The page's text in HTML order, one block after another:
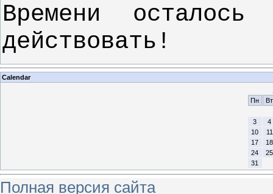
Времени
действовать!
Calendar
Пн
Вт
3
4
10
11
17
18
24
25
31
Полная версия сайта